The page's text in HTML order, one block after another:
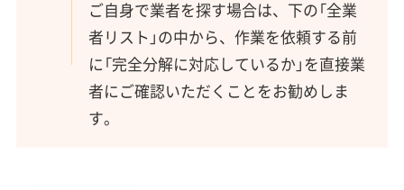
ご自身で業者を探す場合は、下の「全業
者リスト」の中から、作業を依頼する前
に「完全分解に対応しているか」を直接業
者にご確認いただくことをお勧めしま
す。